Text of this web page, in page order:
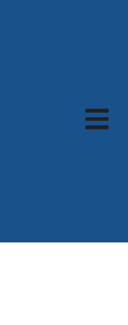
Abrir